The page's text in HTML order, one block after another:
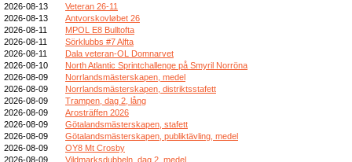
2026-08-13
Veteran 26-11
2026-08-13
Antvorskovløbet 26
2026-08-11
MPOL E8 Bulltofta
2026-08-11
Sörklubbs #7 Alfta
2026-08-11
Dala veteran-OL Domnarvet
2026-08-10
North Atlantic Sprintchallenge på Smyril Norröna
2026-08-09
Norrlandsmästerskapen, medel
2026-08-09
Norrlandsmästerskapen, distriktsstafett
2026-08-09
Trampen, dag 2, lång
2026-08-09
Arosträffen 2026
2026-08-09
Götalandsmästerskapen, stafett
2026-08-09
Götalandsmästerskapen, publiktävling, medel
2026-08-09
OY8 Mt Crosby
2026-08-09
Vildmarksdubbeln, dag 2, medel